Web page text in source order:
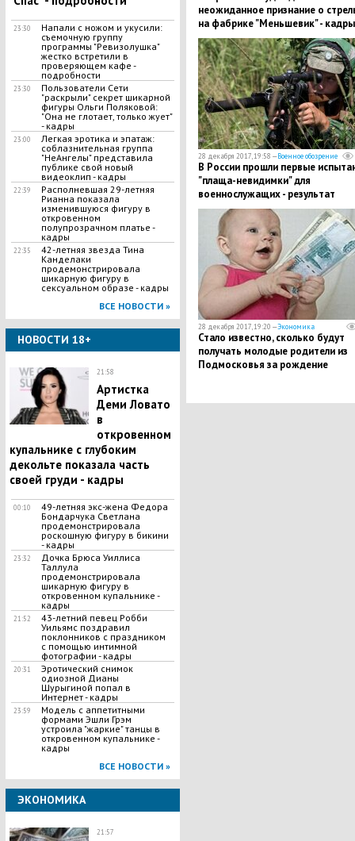
23:30
Напали с ножом и укусили:
съемочную группу
программы "Ревизолушка"
жестко встретили в
проверяющем кафе -
подробности
23:30
Пользователи Сети
"раскрыли" секрет шикарной
фигуры Ольги Поляковой:
"Она не глотает, только жует"
- кадры
23:00
Легкая эротика и эпатаж:
соблазнительная группа
"НеАнгелы" представила
публике свой новый
видеоклип - кадры
22:39
Располневшая 29-летняя
Рианна показала
изменившуюся фигуру в
откровенном
полупрозрачном платье -
кадры
22:35
42-летняя звезда Тина
Канделаки
продемонстрировала
шикарную фигуру в
сексуальном образе - кадры
ВСЕ НОВОСТИ »
НОВОСТИ 18+
21:58
Артистка
Деми Ловато
в
откровенном
купальнике с глубоким
декольте показала часть
своей груди - кадры
00:10
49-летняя экс-жена Федора
Бондарчука Светлана
продемонстрировала
роскошную фигуру в бикини
- кадры
23:32
Дочка Брюса Уиллиса
Таллула
продемонстрировала
шикарную фигуру в
откровенном купальнике -
кадры
21:52
43-летний певец Робби
Уильямс поздравил
поклонников с праздником
с помощью интимной
фотографии - кадры
20:31
Эротический снимок
одиозной Дианы
Шурыгиной попал в
Интернет - кадры
23:59
Модель с аппетитными
формами Эшли Грэм
устроила "жаркие" танцы в
откровенном купальнике -
кадры
ВСЕ НОВОСТИ »
ЭКОНОМИКА
21:57
неожиданное признание о
на фабрике "Меньшевик" -
зала суда
28 декабря 2017, 19:58 —Военное обозрение
В России прошли первые
"плаща-невидимки" для
военнослужащих - результат
ошеломил всех
28 декабря 2017, 19:20 —Экономика
Стало известно, сколько будут
получать молодые родители из
Подмосковья за рождение